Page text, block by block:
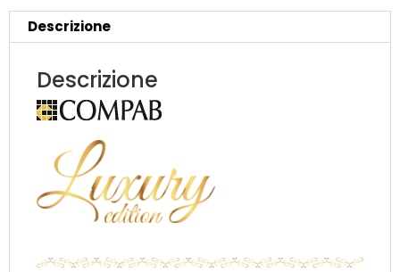
x
personalizzabile
COMPAB
Descrizione
Descrizione